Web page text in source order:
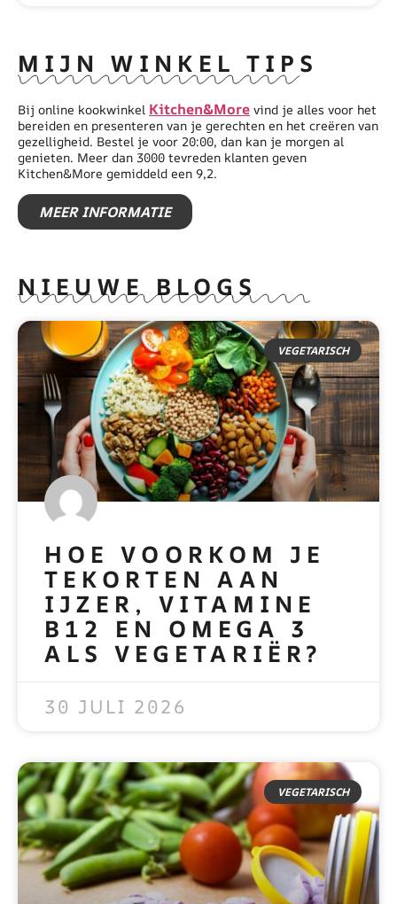
MIJN WINKEL TIPS
Bij online kookwinkel Kitchen&More vind je alles voor het
bereiden en presenteren van je gerechten en het creëren van
gezelligheid. Bestel je voor 20:00, dan kan je morgen al
genieten. Meer dan 3000 tevreden klanten geven
Kitchen&More gemiddeld een 9,2.
MEER INFORMATIE
NIEUWE BLOGS
VEGETARISCH
HOE VOORKOM JE
TEKORTEN AAN
IJZER, VITAMINE
B12 EN OMEGA 3
ALS VEGETARIËR?
30 JULI 2026
VEGETARISCH